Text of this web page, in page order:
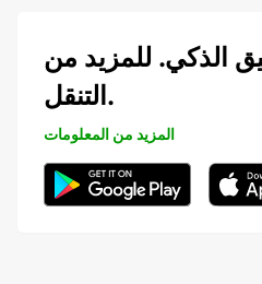
الذكي. للمزيد من
التنقل.
المزيد من المعلومات